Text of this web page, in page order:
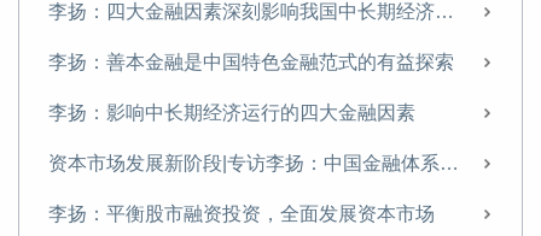
李扬：四大金融因素深刻影响我国中长期经济运行
李扬：善本金融是中国特色金融范式的有益探索
李扬：影响中长期经济运行的四大金融因素
资本市场发展新阶段|专访李扬：中国金融体系提质正当时
李扬：平衡股市融资投资，全面发展资本市场